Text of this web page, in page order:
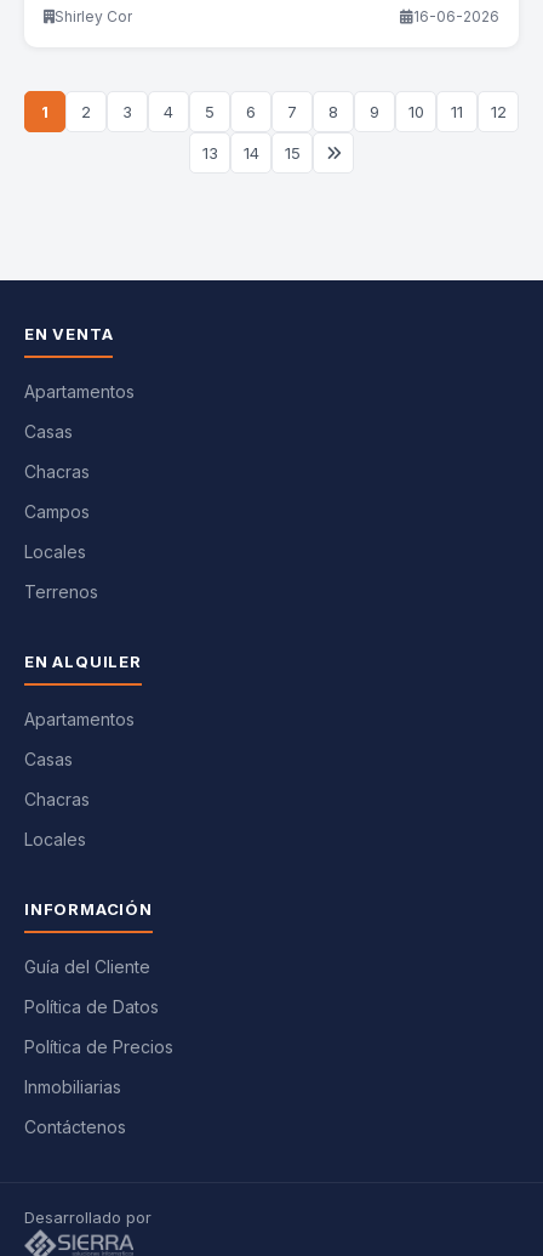
Shirley Cor 16-06-2026
1 2 3 4 5 6 7 8 9 10 11 12
13 14 15
EN VENTA
Apartamentos
Casas
Chacras
Campos
Locales
Terrenos
EN ALQUILER
Apartamentos
Casas
Chacras
Locales
INFORMACIÓN
Guía del Cliente
Política de Datos
Política de Precios
Inmobiliarias
Contáctenos
Desarrollado por